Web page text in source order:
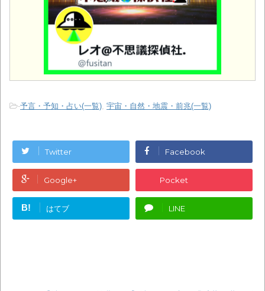
-予言・予知・占い(一覧), 宇宙・自然・地震・前兆(一覧)
Twitter Facebook
Google+ Pocket
B! はてブ LINE